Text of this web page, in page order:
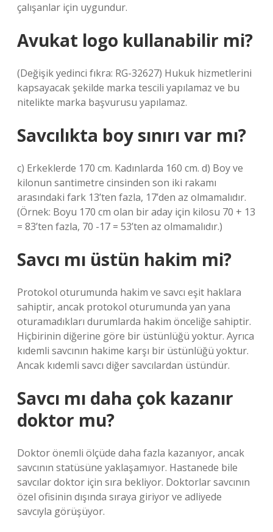
çalışanlar için uygundur.
Avukat logo kullanabilir mi?
(Değişik yedinci fıkra: RG-32627) Hukuk hizmetlerini
kapsayacak şekilde marka tescili yapılamaz ve bu
nitelikte marka başvurusu yapılamaz.
Savcılıkta boy sınırı var mı?
c) Erkeklerde 170 cm. Kadınlarda 160 cm. d) Boy ve
kilonun santimetre cinsinden son iki rakamı
arasındaki fark 13’ten fazla, 17’den az olmamalıdır.
(Örnek: Boyu 170 cm olan bir aday için kilosu 70 + 13
= 83’ten fazla, 70 -17 = 53’ten az olmamalıdır.)
Savcı mı üstün hakim mi?
Protokol oturumunda hakim ve savcı eşit haklara
sahiptir, ancak protokol oturumunda yan yana
oturamadıkları durumlarda hakim önceliğe sahiptir.
Hiçbirinin diğerine göre bir üstünlüğü yoktur. Ayrıca
kıdemli savcının hakime karşı bir üstünlüğü yoktur.
Ancak kıdemli savcı diğer savcılardan üstündür.
Savcı mı daha çok kazanır
doktor mu?
Doktor önemli ölçüde daha fazla kazanıyor, ancak
savcının statüsüne yaklaşamıyor. Hastanede bile
savcılar doktor için sıra bekliyor. Doktorlar savcının
özel ofisinin dışında sıraya giriyor ve adliyede
savcıyla görüşüyor.